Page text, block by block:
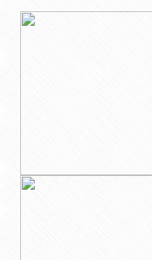
Знаменательные даты